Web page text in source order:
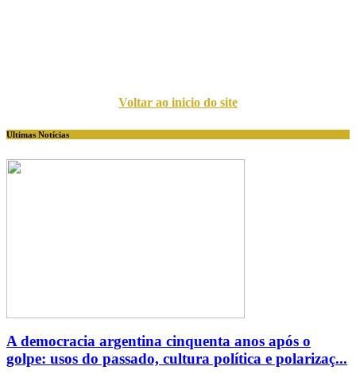
Voltar ao inicio do site
Ultimas Notícias
A democracia argentina cinquenta anos após o
golpe: usos do passado, cultura política e polarizaç...